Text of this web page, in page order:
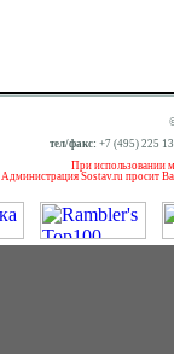
тел/факс: +7 (495) 225
При использовании
Администрация Sostav.ru просит